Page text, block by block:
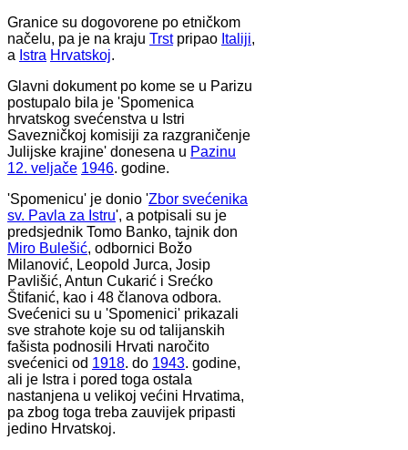
Granice su dogovorene po etničkom
načelu, pa je na kraju Trstpripao Italiji,
a Istra Hrvatskoj.
Glavni dokument po kome se u Parizu
postupalo bila je 'Spomenica
hrvatskog svećenstva u Istri
Savezničkoj komisiji za razgraničenje
Julijske krajine' donesena u Pazinu
12. veljače 1946. godine.
'Spomenicu' je donio 'Zbor svećenika
sv. Pavla za Istru', a potpisali su je
predsjednik Tomo Banko, tajnik don
Miro Bulešić, odbornici Božo
Milanović, Leopold Jurca, Josip
Pavlišić, Antun Cukarić i Srećko
Štifanić, kao i 48 članova odbora.
Svećenici su u 'Spomenici' prikazali
sve strahote koje su od talijanskih
fašista podnosili Hrvati naročito
svećenici od 1918. do 1943. godine,
ali je Istra i pored toga ostala
nastanjena u velikoj većini Hrvatima,
pa zbog toga treba zauvijek pripasti
jedino Hrvatskoj.